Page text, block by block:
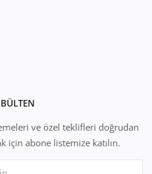
BÜLTEN
ve özel teklifleri doğrudan
için abone listemize katılın.